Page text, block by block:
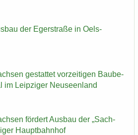
der Eger­stra­ße in Oels­
ge­stat­tet vor­zei­ti­gen Bau­be­
im Leip­zi­ger Neu­seen­land
för­dert Aus­bau der „Sach­
Haupt­bahn­hof